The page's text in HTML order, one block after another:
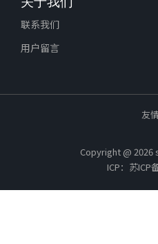
联系我们
用户留言
友
Copyright @
ICP：苏ICP